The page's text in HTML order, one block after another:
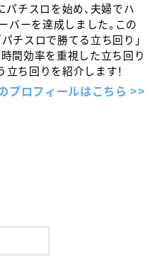
チスロを始め、夫婦でハ
バーを達成しました。この
チスロで勝てる立ち回り」
間効率を重視した立ち回り
ち回りを紹介します！
プロフィールはこちら >>